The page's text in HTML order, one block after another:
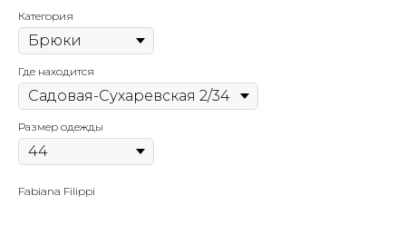
Категория
Где находится
Размер одежды
Fabiana Filippi